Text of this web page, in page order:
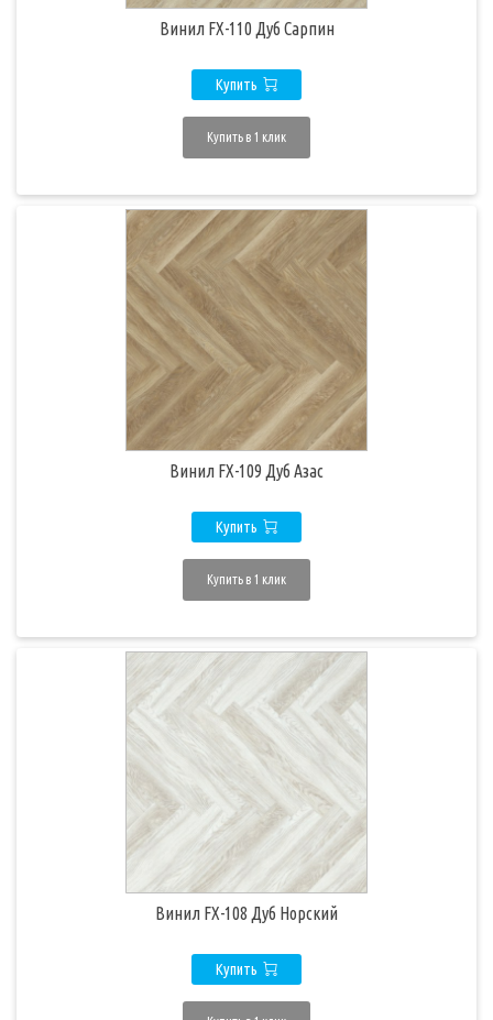
Винил FX-110 Дуб Сарпин
Купить
Купить в 1 клик
Винил FX-109 Дуб Азас
Купить
Купить в 1 клик
Винил FX-108 Дуб Норский
Купить